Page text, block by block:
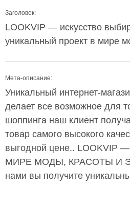
Заголовок:
LOOKVIP — искусство
уникальный проект в мире
Мета-описание:
Уникальный интернет-
делает все возможное для
шоппинга наш клиент
товар самого высокого
выгодной цене..
МИРЕ МОДЫ, КРАСОТЫ И
нами вы получите